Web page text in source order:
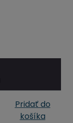
Pridať do
košíka